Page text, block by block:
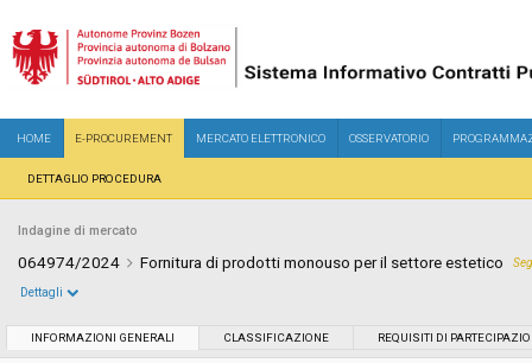
HOME E-PROCUREMENT MERCATO ELETTRONICO OSSERVATORIO
DETTAGLIO PROCEDURA
Indagine di mercato
064974/2024 Fornitura di prodotti monouso per il settore estetico
Dettagli
INFORMAZIONI GENERALI CLASSIFICAZIONE REQUISITI DI